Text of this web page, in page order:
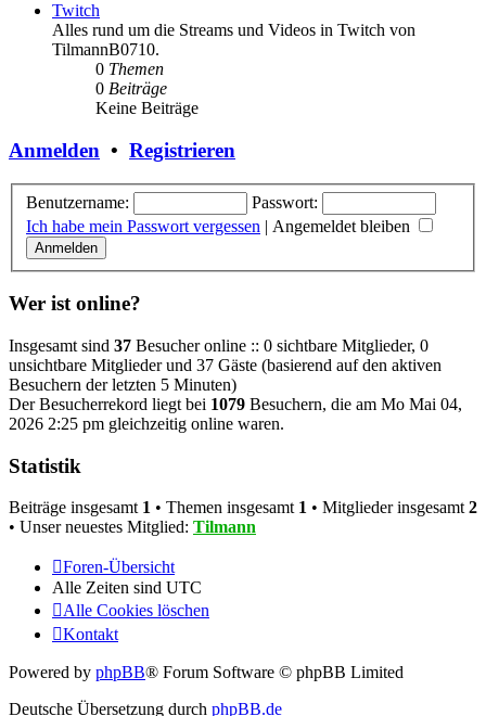
Twitch
Alles rund um die Streams und Videos in Twitch von
TilmannB0710.
0 Themen
0 Beiträge
Keine Beiträge
Anmelden • Registrieren
Benutzername:
Passwort:
Ich habe mein Passwort vergessen | Angemeldet bleiben
Wer ist online?
Insgesamt sind 37 Besucher online :: 0 sichtbare Mitglieder, 0
unsichtbare Mitglieder und 37 Gäste (basierend auf den aktiven
Besuchern der letzten 5 Minuten)
Der Besucherrekord liegt bei 1079 Besuchern, die am Mo Mai 04,
2026 2:25 pm gleichzeitig online waren.
Statistik
Beiträge insgesamt 1 • Themen insgesamt 1 • Mitglieder insgesamt 2
• Unser neuestes Mitglied: Tilmann
Foren-Übersicht
Alle Zeiten sind UTC
Alle Cookies löschen
Kontakt
Powered by phpBB® Forum Software © phpBB Limited
Deutsche Übersetzung durch phpBB.de